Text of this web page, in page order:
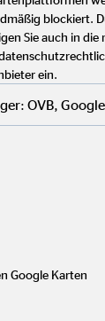
90
das
wenn seiner
blockiert.
Sie auch in
ein.
OVB,
Google Karten